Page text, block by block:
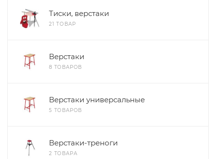
Тиски, верстаки
21 ТОВАР
Верстаки
8 ТОВАРОВ
Верстаки универсальные
5 ТОВАРОВ
Верстаки-треноги
2 ТОВАРА